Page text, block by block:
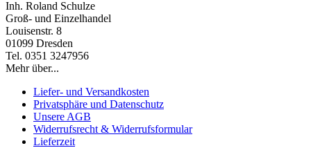
Inh. Roland Schulze
Groß- und Einzelhandel
Louisenstr. 8
01099 Dresden
Tel. 0351 3247956
Mehr über...
Liefer- und Versandkosten
Privatsphäre und Datenschutz
Unsere AGB
Widerrufsrecht & Widerrufsformular
Lieferzeit